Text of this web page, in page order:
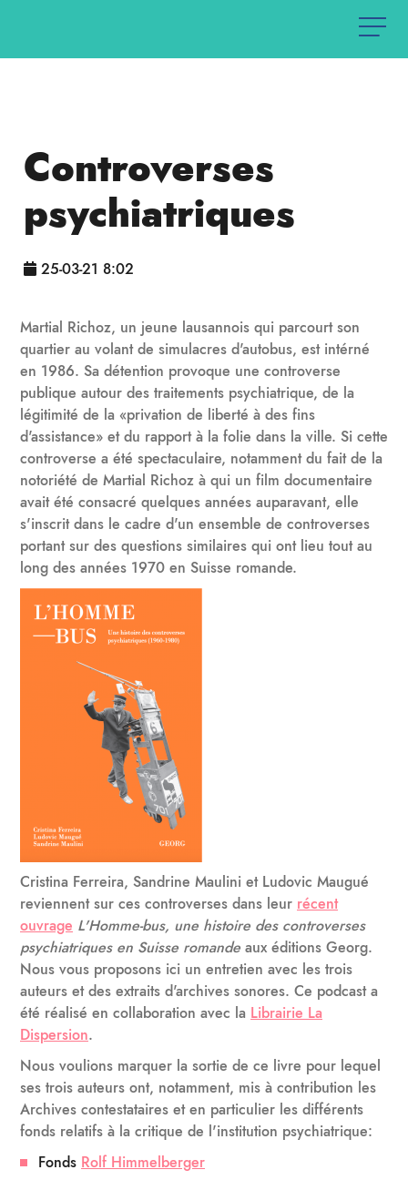
Controverses
psychiatriques
25-03-21 8:02
Martial Richoz, un jeune lausannois qui parcourt son
quartier au volant de simulacres d'autobus, est intérné
en 1986. Sa détention provoque une controverse
publique autour des traitements psychiatrique, de la
légitimité de la «privation de liberté à des fins
d'assistance» et du rapport à la folie dans la ville. Si cette
controverse a été spectaculaire, notamment du fait de la
notoriété de Martial Richoz à qui un film documentaire
avait été consacré quelques années auparavant, elle
s'inscrit dans le cadre d'un ensemble de controverses
portant sur des questions similaires qui ont lieu tout au
long des années 1970 en Suisse romande.
Cristina Ferreira, Sandrine Maulini et Ludovic Maugué
reviennent sur ces controverses dans leur récent
ouvrage L'Homme-bus, une histoire des controverses
psychiatriques en Suisse romande aux éditions Georg.
Nous vous proposons ici un entretien avec les trois
auteurs et des extraits d'archives sonores. Ce podcast a
été réalisé en collaboration avec la Librairie La
Dispersion.
Nous voulions marquer la sortie de ce livre pour lequel
ses trois auteurs ont, notamment, mis à contribution les
Archives contestataires et en particulier les différents
fonds relatifs à la critique de l'institution psychiatrique:
Fonds Rolf Himmelberger